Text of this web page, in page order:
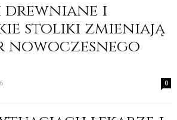
drewniane i
stoliki zmieniają
0